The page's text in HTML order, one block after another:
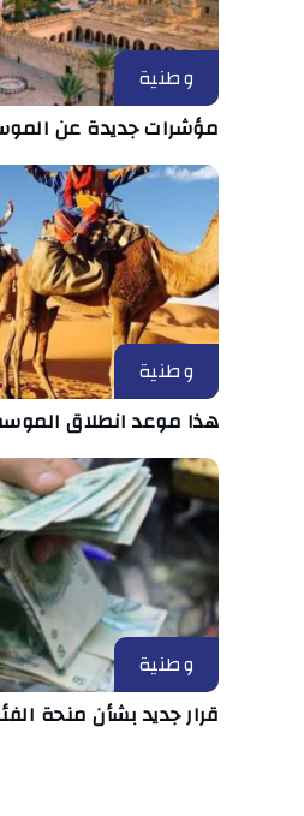
وطنية
مؤشرات جديدة عن
وطنية
هذا موعد انطلاق
وطنية
قرار جديد بشأن منحة